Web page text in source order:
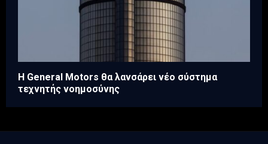
Η General Motors θα λανσάρει νέο σύστημα
τεχνητής νοημοσύνης